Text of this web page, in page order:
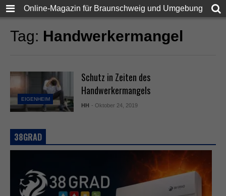
Online-Magazin für Braunschweig und Umgebung
Tag: Handwerkermangel
EIGENHEIM
Schutz in Zeiten des
Handwerkermangels
HH - Oktober 24, 2019
38GRAD